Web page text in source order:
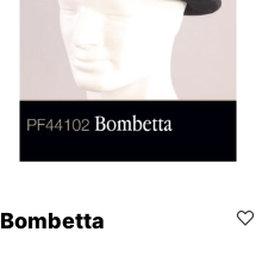
Bombetta